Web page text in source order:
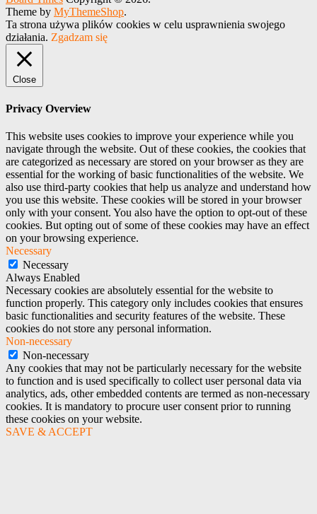
Theme by MyThemeShop.
Ta strona używa plików cookies w celu usprawnienia swojego
działania. Zgadzam się
Close
Privacy Overview
This website uses cookies to improve your experience while you
navigate through the website. Out of these cookies, the cookies that
are categorized as necessary are stored on your browser as they are
essential for the working of basic functionalities of the website. We
also use third-party cookies that help us analyze and understand how
you use this website. These cookies will be stored in your browser
only with your consent. You also have the option to opt-out of these
cookies. But opting out of some of these cookies may have an effect
on your browsing experience.
Necessary
Necessary
Always Enabled
Necessary cookies are absolutely essential for the website to
function properly. This category only includes cookies that ensures
basic functionalities and security features of the website. These
cookies do not store any personal information.
Non-necessary
Non-necessary
Any cookies that may not be particularly necessary for the website
to function and is used specifically to collect user personal data via
analytics, ads, other embedded contents are termed as non-necessary
cookies. It is mandatory to procure user consent prior to running
these cookies on your website.
SAVE & ACCEPT